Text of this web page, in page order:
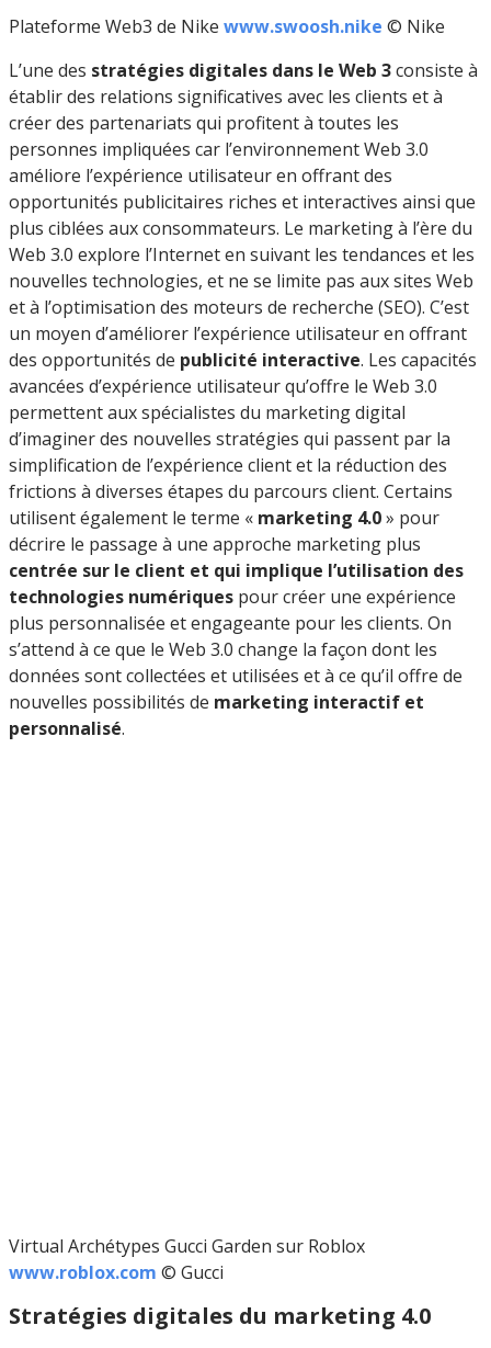
Plateforme Web3 de Nike www.swoosh.nike © Nike
L’une des stratégies digitales dans le Web 3consiste à
établir des relations significatives avec les clients et à
créer des partenariats qui profitent à toutes les
personnes impliquées car l’environnement Web 3.0
améliore l’expérience utilisateur en offrant des
opportunités publicitaires riches et interactives ainsi que
plus ciblées aux consommateurs. Le marketing à l’ère du
Web 3.0 explore l’Internet en suivant les tendances et les
nouvelles technologies, et ne se limite pas aux sites Web
et à l’optimisation des moteurs de recherche (SEO). C’est
un moyen d’améliorer l’expérience utilisateur en offrant
des opportunités de publicité interactive. Les capacités
avancées d’expérience utilisateur qu’offre le Web 3.0
permettent aux spécialistes du marketing digital
d’imaginer des nouvelles stratégies qui passent par la
simplification de l’expérience client et la réduction des
frictions à diverses étapes du parcours client. Certains
utilisent également le terme « marketing 4.0» pour
décrire le passage à une approche marketing plus
centrée sur le client et qui implique l’utilisation des
technologies numériques pour créer une expérience
plus personnalisée et engageante pour les clients. On
s’attend à ce que le Web 3.0 change la façon dont les
données sont collectées et utilisées et à ce qu’il offre de
nouvelles possibilités de marketing interactif et
personnalisé.
Virtual Archétypes Gucci Garden sur Roblox
www.roblox.com © Gucci
Stratégies digitales du marketing 4.0